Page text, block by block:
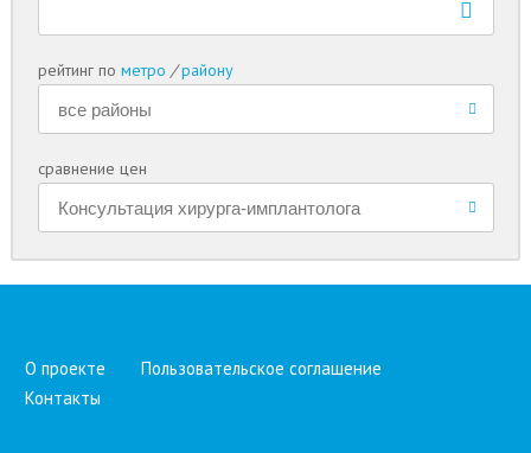
рейтинг пометро / району
сравнение цен
О проекте
Пользовательское соглашение
Контакты